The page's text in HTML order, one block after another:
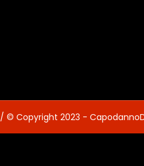
/ © Copyright 2023 -